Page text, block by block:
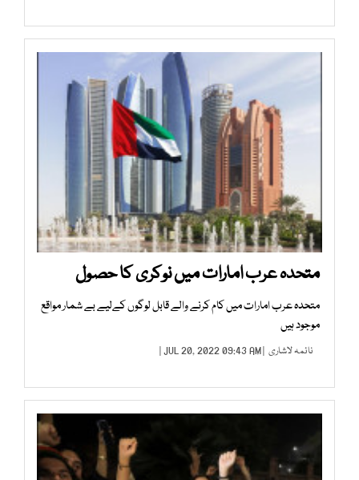
متحدہ عرب امارات میں نوکری کا حصول
متحدہ عرب امارات میں کام کرنے والے قابل لوگوں کےلیے بے شمار مواقع
موجود ہیں
نائمہ لاشاری | JUL 20, 2022 09:43 AM |